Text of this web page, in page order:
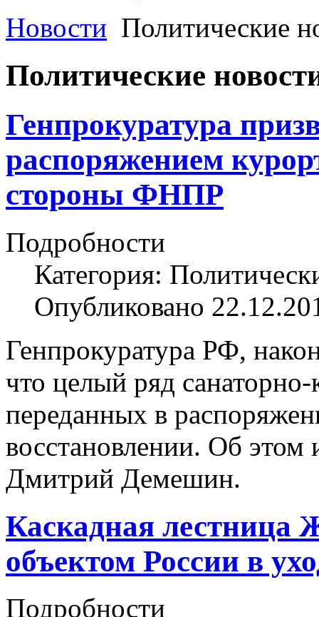
Новости Политические
Политические
Генпрокуратура
распоряжением
стороны ФНПР
Подробности
Категория:
Опубликовано
Генпрокуратура РФ,
что целый ряд
переданных в
восстановлении. Об
Дмитрий Демешин.
Каскадная лестница
объектом России в
Подробности